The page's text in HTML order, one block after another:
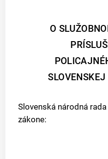
O
Slovenská národná
zákone: